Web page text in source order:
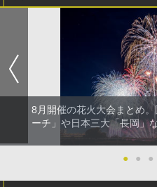
8月開催の花火大会まとめ
ーチ」や日本三大「長岡」
● ● ●